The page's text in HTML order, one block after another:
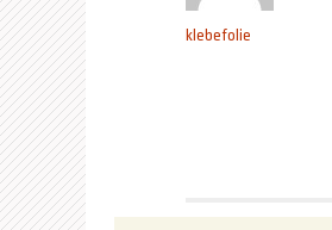
klebefolie